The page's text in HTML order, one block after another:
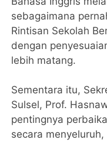
sebagaimana
Rintisan Sekolah
dengan
lebih matang.
Sementara itu,
Sulsel, Prof.
pentingnya
secara